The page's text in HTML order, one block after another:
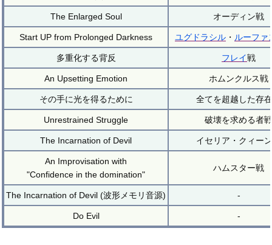
The Enlarged Soul オーディン戦
Start UP from Prolonged Darkness ユグドラシル ・ ルーファ
多重化する背反 フレイ戦
An Upsetting Emotion ホムンクルス戦
その手に光を得るために 全てを超越した存
Unrestrained Struggle 破壊を求める者戦
The Incarnation of Devil イセリア・クィー
An Improvisation with
"Confidence in the domination"
ハムスター戦
The Incarnation of Devil (波形メモリ音源) -
Do Evil -